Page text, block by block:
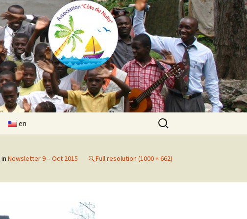
en
Search
for:
in Newsletter 9 – Oct 2015 Full resolution (1000 × 662)